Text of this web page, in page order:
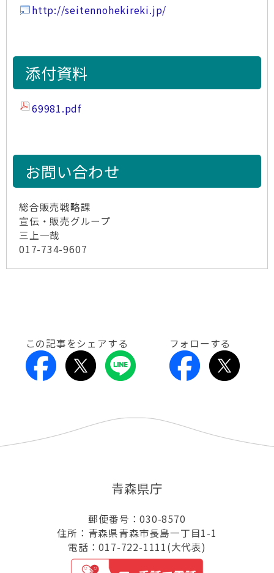
http://seitennohekireki.jp/
添付資料
69981.pdf
お問い合わせ
総合販売戦略課
宣伝・販売グループ
三上一哉
017-734-9607
この記事をシェアする フォローする
青森県庁
郵便番号：030-8570
住所：青森県青森市長島一丁目1-1
電話：017-722-1111(大代表)